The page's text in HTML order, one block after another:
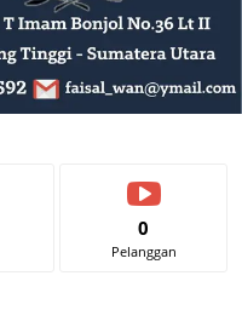
0
Pelanggan